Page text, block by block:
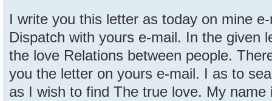
I write you this letter as today on mine
Dispatch with yours e-mail. In the given
the love Relations between people.
you the letter on yours e-mail. I as to
as I wish to find The true love. My